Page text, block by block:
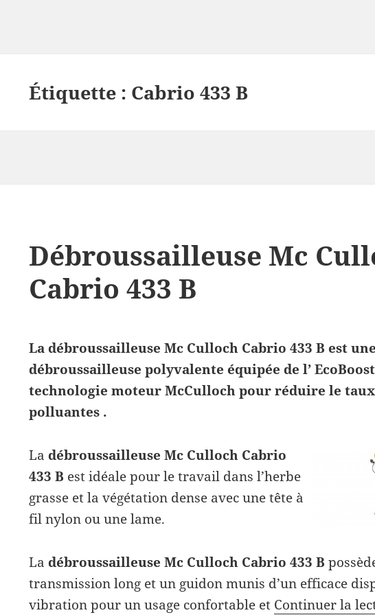
Étiquette : Cabrio 433 B
Débroussailleuse Mc
Cabrio 433 B
La débroussailleuse Mc Culloch Cabrio 433 B est une
débroussailleuse polyvalente équipée de l’
technologie moteur McCulloch pour réduire le taux
polluantes .
La débroussailleuse Mc Culloch Cabrio
433 B est idéale pour le travail dans l’herbe
grasse et la végétation dense avec une tête à
fil nylon ou une lame.
La débroussailleuse Mc Culloch Cabrio 433 B
transmission long et un guidon munis d’un efficace
vibration pour un usage confortable et Continuer la